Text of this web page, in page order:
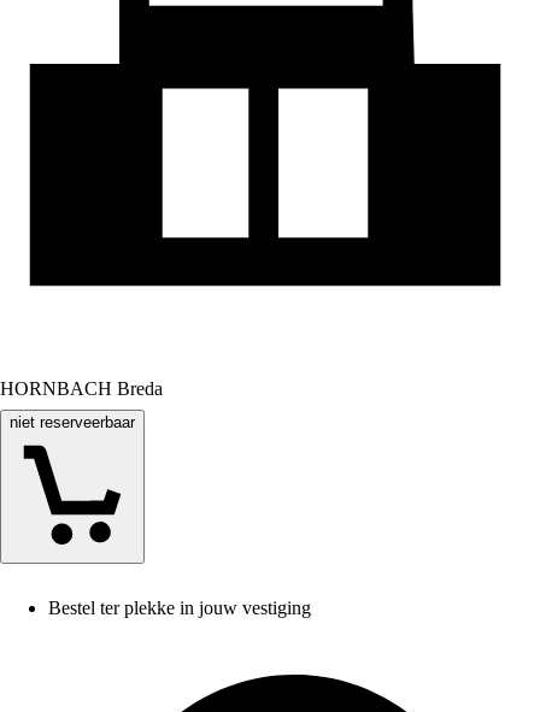
HORNBACH Breda
niet reserveerbaar
Bestel ter plekke in jouw vestiging